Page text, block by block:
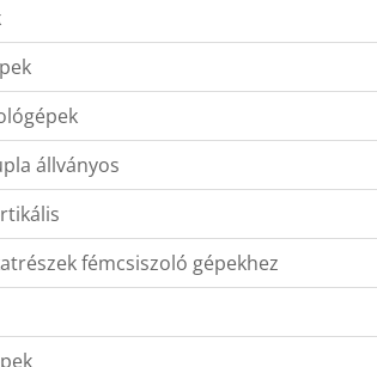
állványos
fémcsiszoló gépekhez